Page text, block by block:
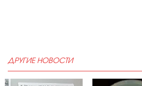
ДРУГИЕ НОВОСТИ